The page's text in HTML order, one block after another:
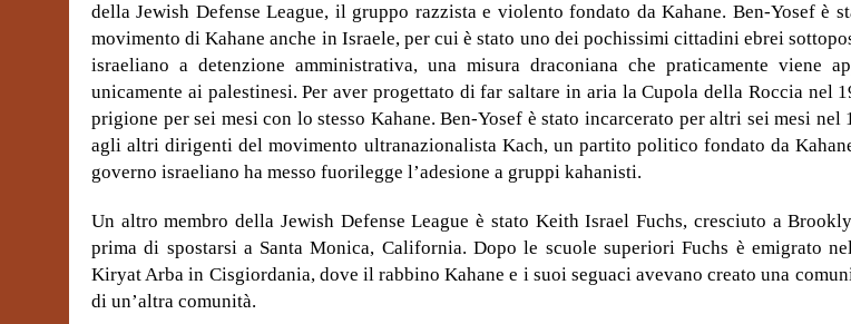
della Jewish Defense League, il gruppo razzista e violento fondato da Kahane. Ben-Yosef è
movimento di Kahane anche in Israele, per cui è stato uno dei pochissimi cittadini ebrei
israeliano a detenzione amministrativa, una misura draconiana che praticamente viene
unicamente ai palestinesi. Per aver progettato di far saltare in aria la Cupola della Roccia nel
prigione per sei mesi con lo stesso Kahane. Ben-Yosef è stato incarcerato per altri sei mesi nel
agli altri dirigenti del movimento ultranazionalista Kach, un partito politico fondato da
governo israeliano ha messo fuorilegge l’adesione a gruppi kahanisti.
Un altro membro della Jewish Defense League è stato Keith Israel Fuchs, cresciuto a
prima di spostarsi a Santa Monica, California. Dopo le scuole superiori Fuchs è emigrato
Kiryat Arba in Cisgiordania, dove il rabbino Kahane e i suoi seguaci avevano creato una
di un’altra comunità.